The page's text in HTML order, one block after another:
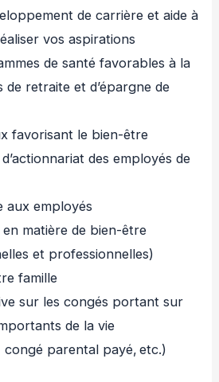
de carrière et aide à
vos aspirations
de santé favorables à la
de retraite et d’épargne de
favorisant le bien-être
des employés de
aux employés
en matière de bien-être
et professionnelles)
famille
sur les congés portant sur
de la vie
congé parental payé, etc.)